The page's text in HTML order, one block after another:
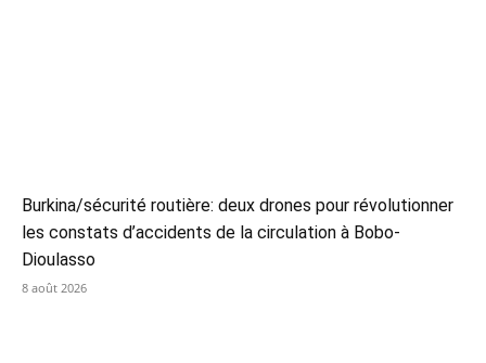
Burkina/sécurité routière: deux drones pour révolutionner
les constats d’accidents de la circulation à Bobo-
Dioulasso
8 août 2026